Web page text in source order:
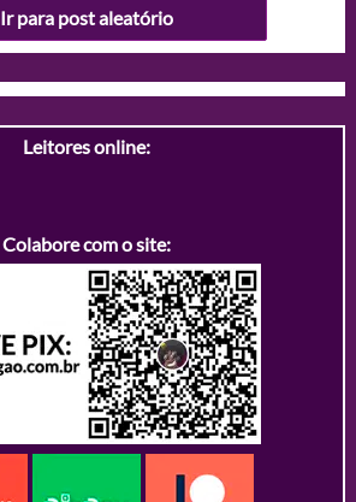
Ir para post aleatório
Leitores online:
Colabore com o site: